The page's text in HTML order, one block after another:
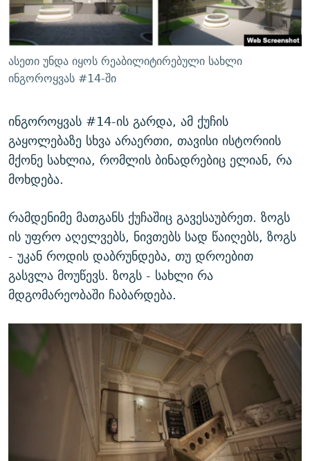
ასეთი უნდა იყოს რეაბილიტირებული სახლი
ინგოროყვას #14-ში
ინგოროყვას #14-ის გარდა, ამ ქუჩის
გაყოლებაზე სხვა არაერთი, თავისი ისტორიის
მქონე სახლია, რომლის ბინადრებიც ელიან, რა
მოხდება.
რამდენიმე მათგანს ქუჩაშიც გავესაუბრეთ. ზოგს
ის უფრო აღელვებს, ნივთებს სად წაიღებს, ზოგს
- უკან როდის დაბრუნდება, თუ დროებით
გასვლა მოუწევს. ზოგს - სახლი რა
მდგომარეობაში ჩაბარდება.